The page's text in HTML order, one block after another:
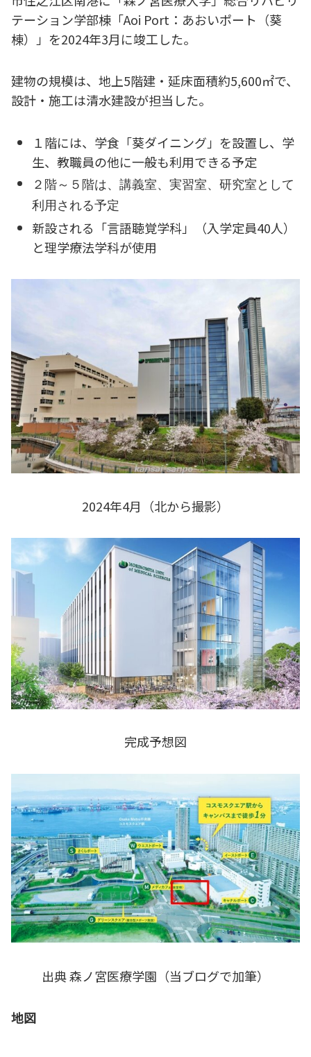
テーション学部棟「Aoi Port：あおいポート（葵
棟）」を2024年3月に竣工した。
建物の規模は、地上5階建・延床面積約5,600㎡で、
設計・施工は清水建設が担当した。
１階には、学食「葵ダイニング」を設置し、学
生、教職員の他に一般も利用できる予定
２階～５階は、講義室、実習室、研究室として
利用される予定
新設される「言語聴覚学科」（入学定員40人）
と理学療法学科が使用
2024年4月（北から撮影）
完成予想図
出典 森ノ宮医療学園（当ブログで加筆）
地図